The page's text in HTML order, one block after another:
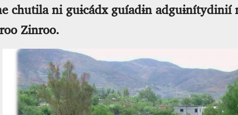
chutila ni guɨcádx guíadɨn
Zinroo.